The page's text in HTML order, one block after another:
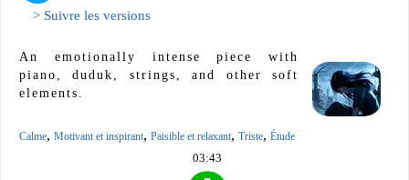
> Suivre les versions
An emotionally intense piece with
piano, duduk, strings, and other soft
elements.
Calme, Motivant et inspirant, Paisible et relaxant, Triste, Étude
03:43